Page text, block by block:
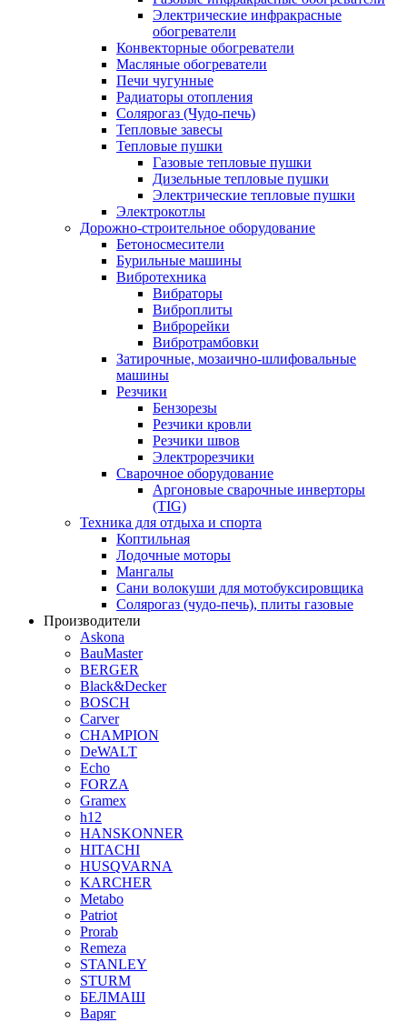
Электрические инфракрасные
обогреватели
Конвекторные обогреватели
Масляные обогреватели
Печи чугунные
Радиаторы отопления
Солярогаз (Чудо-печь)
Тепловые завесы
Тепловые пушки
Газовые тепловые пушки
Дизельные тепловые пушки
Электрические тепловые пушки
Электрокотлы
Дорожно-строительное оборудование
Бетоносмесители
Бурильные машины
Вибротехника
Вибраторы
Виброплиты
Виброрейки
Вибротрамбовки
Затирочные, мозаично-шлифовальные
машины
Резчики
Бензорезы
Резчики кровли
Резчики швов
Электрорезчики
Сварочное оборудование
Аргоновые сварочные инверторы
(TIG)
Техника для отдыха и спорта
Коптильная
Лодочные моторы
Мангалы
Сани волокуши для мотобуксировщика
Солярогаз (чудо-печь), плиты газовые
Производители
Askona
BauMaster
BERGER
Black&Decker
BOSCH
Carver
CHAMPION
DeWALT
Echo
FORZA
Gramex
h12
HANSKONNER
HITACHI
HUSQVARNA
KARCHER
Metabo
Patriot
Prorab
Remeza
STANLEY
STURM
БЕЛМАШ
Варяг